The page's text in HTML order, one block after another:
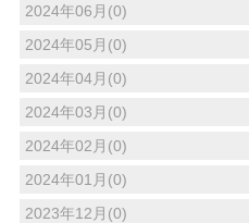
2024年06月(0)
2024年05月(0)
2024年04月(0)
2024年03月(0)
2024年02月(0)
2024年01月(0)
2023年12月(0)